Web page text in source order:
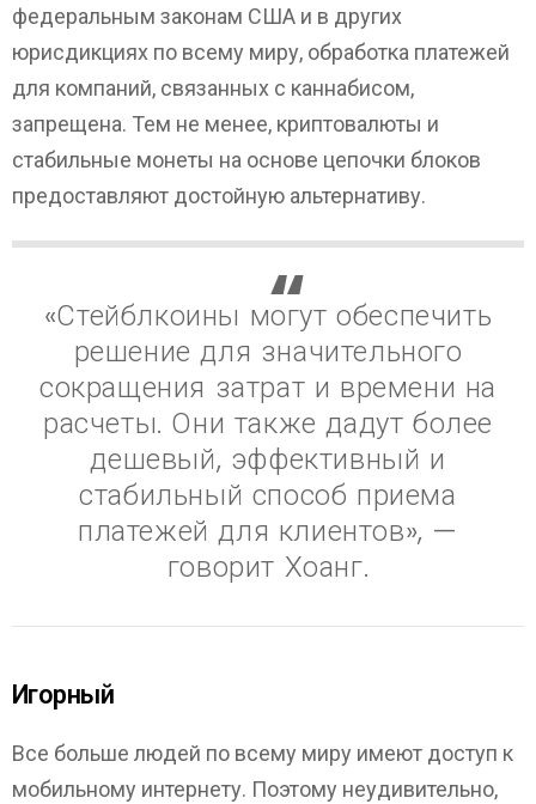
федеральным законам США и в других
юрисдикциях по всему миру, обработка платежей
для компаний, связанных с каннабисом,
запрещена. Тем не менее, криптовалюты и
стабильные монеты на основе цепочки блоков
предоставляют достойную альтернативу.
«Стейблкоины могут обеспечить
решение для значительного
сокращения затрат и времени на
расчеты. Они также дадут более
дешевый, эффективный и
стабильный способ приема
платежей для клиентов», —
говорит Хоанг.
Игорный
Все больше людей по всему миру имеют доступ к
мобильному интернету. Поэтому неудивительно,